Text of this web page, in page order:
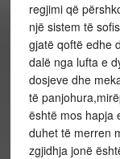
regjimi që
një sistem të
gjatë qoftë edhe
dalë nga lufta e
dosjeve dhe
të
është mos hapja
duhet të merren
zgjidhja jonë